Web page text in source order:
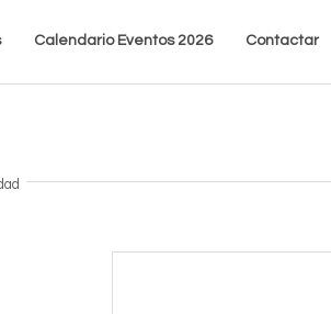
Calendario Eventos 2026 Contactar